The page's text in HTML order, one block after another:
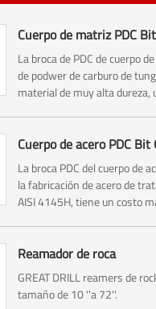
Cuerpo de matriz PDC
La broca de PDC de cuerpo
de podwer de carburo de
material de muy alta dureza,
Cuerpo de acero PDC Bit
La broca PDC del cuerpo de
la fabricación de acero de
AISI 4145H, tiene un costo
Reamador de roca
GREAT DRILL reamers de
tamaño de 10 ''a 72''.